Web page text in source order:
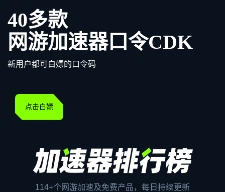
40多款
网游加速器口令CDK
新用户都可白嫖的口令码
点击白嫖
114+个网游加速及免费产品，每日持续更新